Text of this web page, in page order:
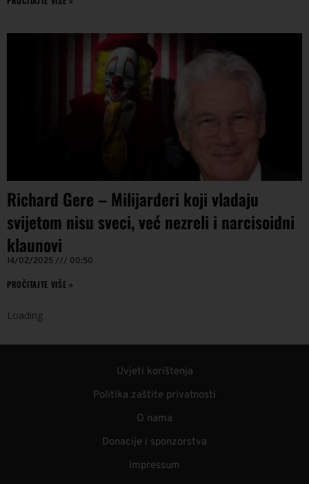
Richard Gere – Milijarderi koji vladaju
svijetom nisu sveci, već nezreli i narcisoidni
klaunovi
14/02/2025 00:50
PROČITAJTE VIŠE »
Loading
Uvjeti korištenja
Politika zaštite privatnosti
O nama
Donacije i sponzorstva
Impressum